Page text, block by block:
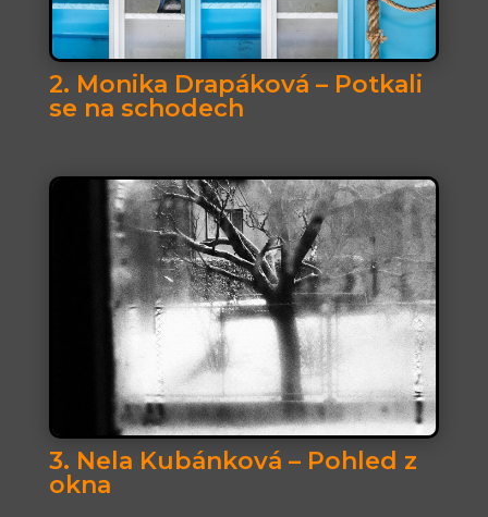
2. Monika Drapáková – Potkali
se na schodech
3. Nela Kubánková – Pohled z
okna